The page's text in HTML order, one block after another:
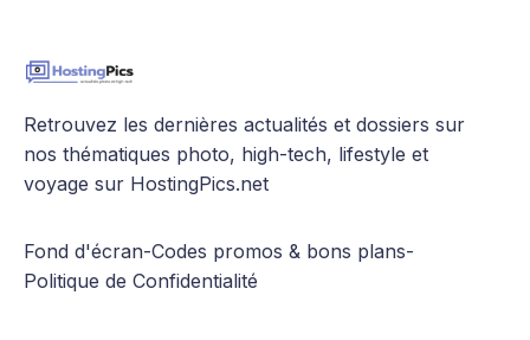
Retrouvez les dernières actualités et dossiers sur
nos thématiques photo, high-tech, lifestyle et
voyage sur HostingPics.net
Fond d'écran-Codes promos & bons plans-
Politique de Confidentialité